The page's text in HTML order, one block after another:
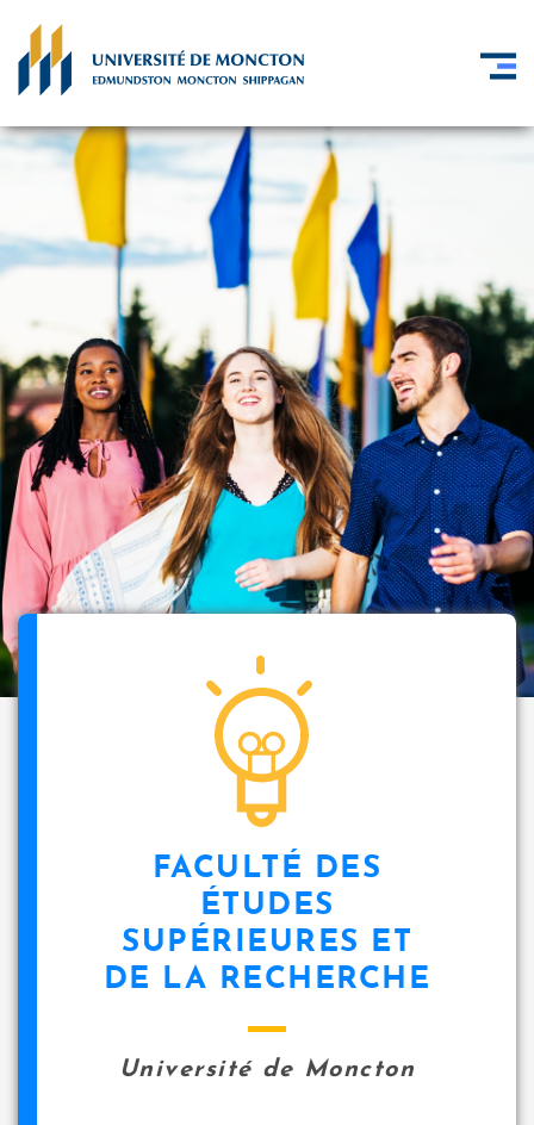
FACULTÉ DES
ÉTUDES
SUPÉRIEURES ET
DE LA RECHERCHE
Université de Moncton